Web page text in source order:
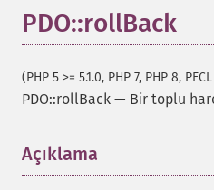
PDO::rollBack
(PHP 5 >= 5.1.0, PHP 7, PHP 8,
PDO::rollBack — Bir toplu
Açıklama